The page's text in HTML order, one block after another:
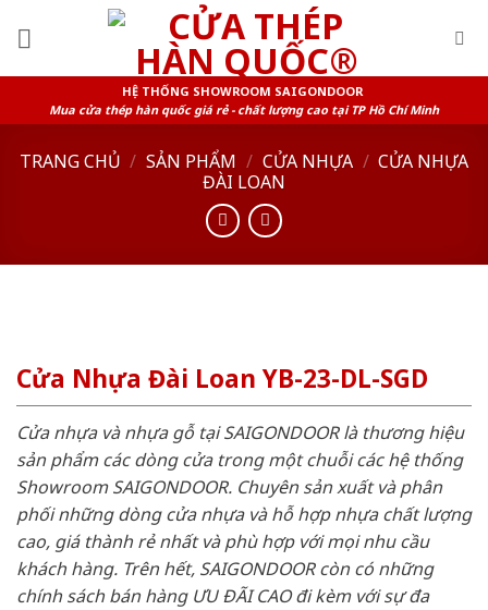
HỆ THỐNG SHOWROOM SAIGONDOOR
Mua cửa thép hàn quốc giá rẻ - chất lượng cao tại TP Hồ Chí Minh
TRANG CHỦ / SẢN PHẨM / CỬA NHỰA / CỬA NHỰA
ĐÀI LOAN
Cửa Nhựa Đài Loan YB-23-DL-SGD
Cửa nhựa và nhựa gỗ tại SAIGONDOOR là thương hiệu
sản phẩm các dòng cửa trong một chuỗi các hệ thống
Showroom SAIGONDOOR. Chuyên sản xuất và phân
phối những dòng cửa nhựa và hỗ hợp nhựa chất lượng
cao, giá thành rẻ nhất và phù hợp với mọi nhu cầu
khách hàng. Trên hết, SAIGONDOOR còn có những
chính sách bán hàng ƯU ĐÃI CAO đi kèm với sự đa